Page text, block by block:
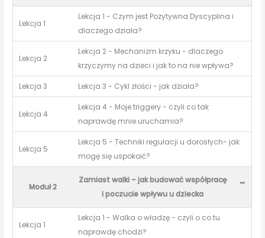
Lekcja 1
Lekcja 1 - Czym jest Pozytywna Dyscyplina i
dlaczego działa?
Lekcja 2
Lekcja 2 - Mechanizm krzyku - dlaczego
krzyczymy na dzieci i jak to na nie wpływa?
Lekcja 3 Lekcja 3 - Cykl złości - jak działa?
Lekcja 4
Lekcja 4 - Moje triggery - czyli co tak
naprawdę mnie uruchamia?
Lekcja 5
Lekcja 5 - Techniki regulacji u dorosłych- jak
mogę się uspokoić?
Moduł 2
Zamiast walki – jak budować współpracę
i poczucie wpływu u dziecka
-
Lekcja 1
Lekcja 1 - Walka o władzę - czyli o co tu
naprawdę chodzi?